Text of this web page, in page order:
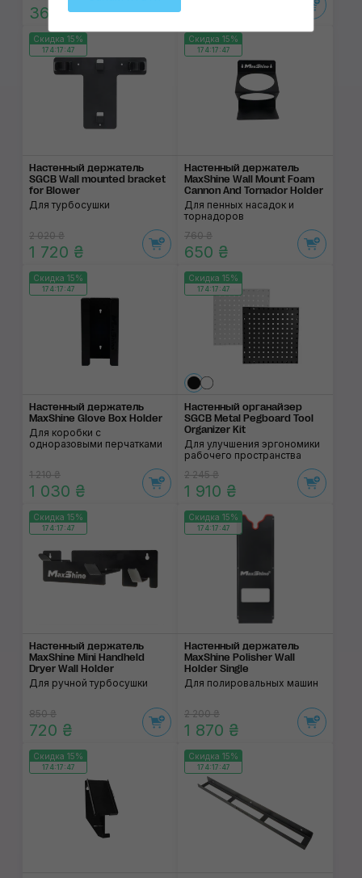
360 ₴
Скидка 15%
174:17:46
Настенный держатель
SGCB Wall mounted bracket
for Blower
Для турбосушки
2 020 ₴
1 720 ₴
Скидка 15%
174:17:46
Настенный держатель
MaxShine Wall Mount Foam
Cannon And Tornador Holder
Для пенных насадок и
торнадоров
760 ₴
650 ₴
Скидка 15%
174:17:46
Настенный держатель
MaxShine Glove Box Holder
Для коробки с
одноразовыми перчатками
1 210 ₴
1 030 ₴
Скидка 15%
174:17:46
Настенный органайзер
SGCB Metal Pegboard Tool
Organizer Kit
Для улучшения эргономики
рабочего пространства
2 245 ₴
1 910 ₴
Скидка 15%
174:17:46
Настенный держатель
MaxShine Mini Handheld
Dryer Wall Holder
Для ручной турбосушки
850 ₴
720 ₴
Скидка 15%
174:17:46
Настенный держатель
MaxShine Polisher Wall
Holder Single
Для полировальных машин
2 200 ₴
1 870 ₴
Скидка 15%
174:17:46
Скидка 15%
174:17:46